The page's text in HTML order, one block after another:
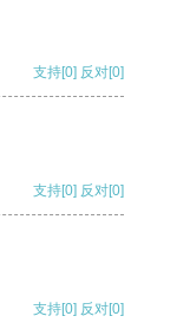
支持[0] 反对[0]
支持[0] 反对[0]
支持[0] 反对[0]